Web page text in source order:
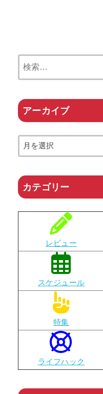
アーカイブ
カテゴリー
レビュー
スケジュール
特集
ライフハック